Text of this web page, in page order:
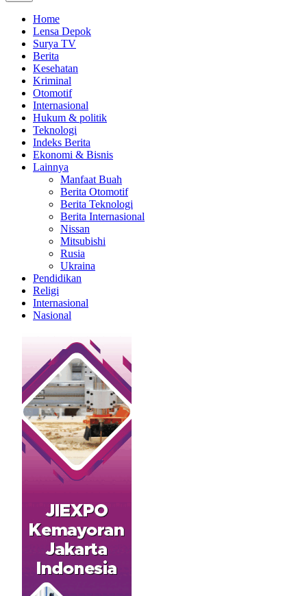
Home
Lensa Depok
Surya TV
Berita
Kesehatan
Kriminal
Otomotif
Internasional
Hukum & politik
Teknologi
Indeks Berita
Ekonomi & Bisnis
Lainnya
Manfaat Buah
Berita Otomotif
Berita Teknologi
Berita Internasional
Nissan
Mitsubishi
Rusia
Ukraina
Pendidikan
Religi
Internasional
Nasional